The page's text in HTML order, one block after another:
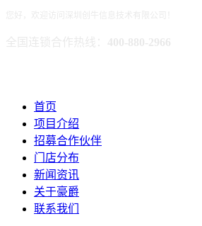
首页
项目介绍
招募合作伙伴
门店分布
新闻资讯
关于豪爵
联系我们